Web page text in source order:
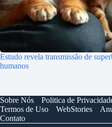
Estudo revela transmissão de
humanos
Sobre Nós Politica de
Termos de Uso
WebStories
Contato